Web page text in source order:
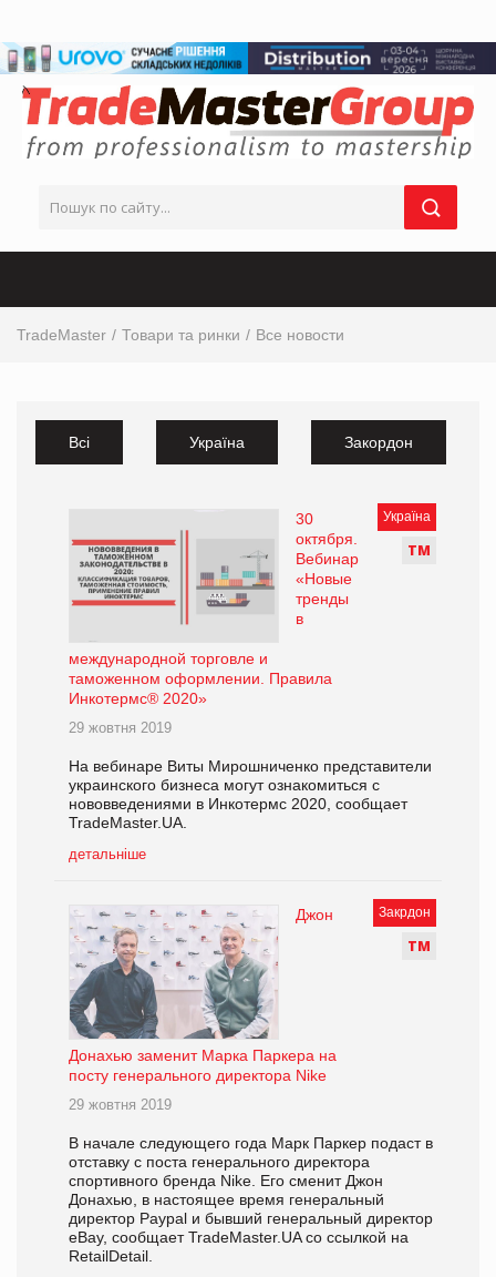
TradeMaster Товари та ринки Все новости
Всі Україна Закордон
Україна
ТМ
30
октября.
Вебинар
«Новые
тренды
в
международной торговле и
таможенном оформлении. Правила
Инкотермс® 2020»
29 жовтня 2019
На вебинаре Виты Мирошниченко представители
украинского бизнеса могут ознакомиться с
нововведениями в Инкотермс 2020, сообщает
TradeMaster.UA.
детальніше
Закрдон
ТМ
Джон
Донахью заменит Марка Паркера на
посту генерального директора Nike
29 жовтня 2019
В начале следующего года Марк Паркер подаст в
отставку с поста генерального директора
спортивного бренда Nike. Его сменит Джон
Донахью, в настоящее время генеральный
директор Paypal и бывший генеральный директор
eBay, сообщает TradeMaster.UA со ссылкой на
RetailDetail.